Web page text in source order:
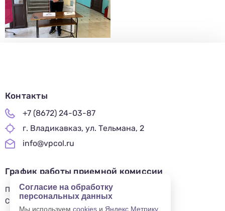
Контакты
+7 (8672) 24-03-87
г. Владикавказ, ул. Тельмана, 2
info@vpcol.ru
График работы приемной комиссии
ПН-ПТ 09:00-17:00
СБ-ВС — ВЫХОДНОЙ
Согласие на обработку
персональных данных
Мы используем cookies и Яндекс.Метрику